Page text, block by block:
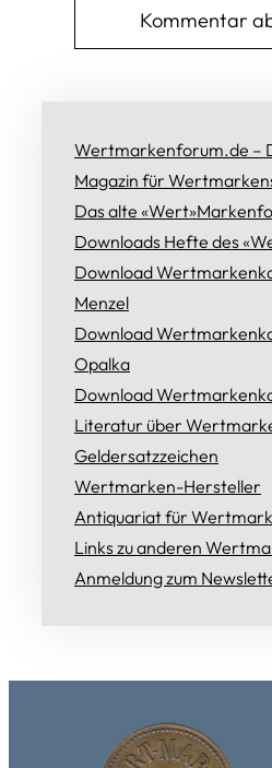
Wertmarkenforum.de –
Magazin für
Das alte
Downloads Hefte des
Download
Menzel
Download
Opalka
Download
Literatur über
Geldersatzzeichen
Wertmarken-Hersteller
Antiquariat für
Links zu anderen
Anmeldung zum